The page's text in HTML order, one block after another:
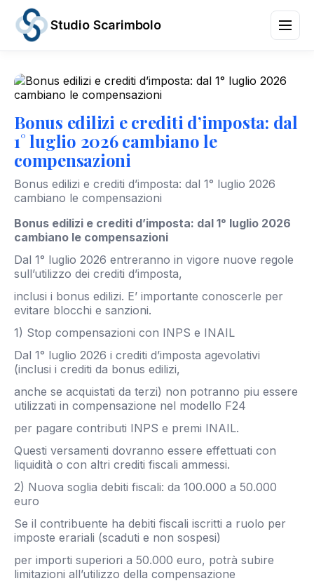
Studio Scarimbolo
Servizi
Aree
di
Attività
News
e
Scadenze
Chi
siamo
Contatti
IT / EN
Bonus edilizi e crediti d’imposta: dal
1° luglio 2026 cambiano le
compensazioni
Bonus edilizi e crediti d’imposta: dal 1° luglio 2026
cambiano le compensazioni
Bonus edilizi e crediti d’imposta: dal 1° luglio 2026
cambiano le compensazioni
Dal 1° luglio 2026 entreranno in vigore nuove regole
sull’utilizzo dei crediti d’imposta,
inclusi i bonus edilizi. E’ importante conoscerle per
evitare blocchi e sanzioni.
1) Stop compensazioni con INPS e INAIL
Dal 1° luglio 2026 i crediti d’imposta agevolativi
(inclusi i crediti da bonus edilizi,
anche se acquistati da terzi) non potranno piu essere
utilizzati in compensazione nel modello F24
per pagare contributi INPS e premi INAIL.
Questi versamenti dovranno essere effettuati con
liquidità o con altri crediti fiscali ammessi.
2) Nuova soglia debiti fiscali: da 100.000 a 50.000
euro
Se il contribuente ha debiti fiscali iscritti a ruolo per
imposte erariali (scaduti e non sospesi)
per importi superiori a 50.000 euro, potrà subire
limitazioni all’utilizzo della compensazione